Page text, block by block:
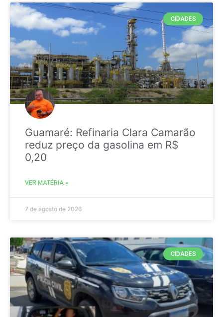
CIDADES
Guamaré: Refinaria Clara Camarão
reduz preço da gasolina em R$
0,20
VER MATÉRIA »
7 de agosto de 2026
CIDADES